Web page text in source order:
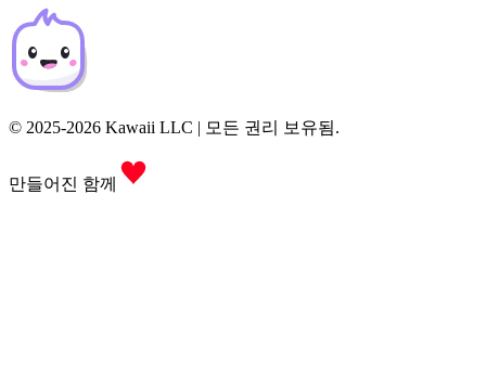
© 2025-2026 Kawaii LLC | 모든 권리 보유됨.
만들어진 함께